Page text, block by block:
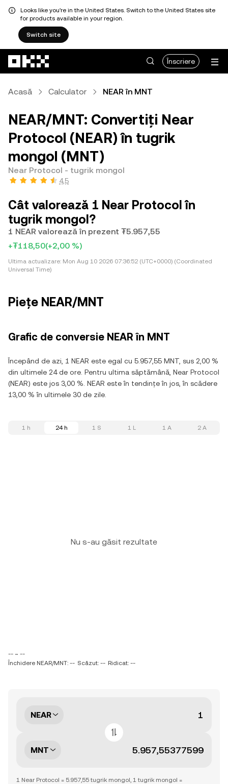
Looks like you're in the United States. Switch to the United States site
for products available in your region.
Switch site
Înscriere
Acasă Calculator NEAR în MNT
NEAR/MNT: Convertiți Near
Protocol (NEAR) în tugrik
mongol (MNT)
Near Protocol - tugrik mongol
4,5
Cât valorează 1 Near Protocol în
tugrik mongol?
1 NEAR valorează în prezent ₮5.957,55
+₮118,50(+2,00 %)
Ultima actualizare: Mon Aug 10 2026 07:36:52 (UTC+0000) (Coordinated
Universal Time)
Piețe NEAR/MNT
Grafic de conversie NEAR în MNT
Începând de azi, 1 NEAR este egal cu 5.957,55 MNT, sus 2,00 %
din ultimele 24 de ore. Pentru ultima săptămână, Near Protocol
(NEAR) este jos 3,00 %. NEAR este în tendințe în jos, în scădere
13,00 % în ultimele 30 de zile.
1 h 24 h 1 S 1 L 1 A 2 A
Nu s-au găsit rezultate
-- ~ --
Închidere NEAR/MNT: -- Scăzut: -- Ridicat: --
NEAR
MNT
1 Near Protocol = 5.957,55 tugrik mongol, 1 tugrik mongol =